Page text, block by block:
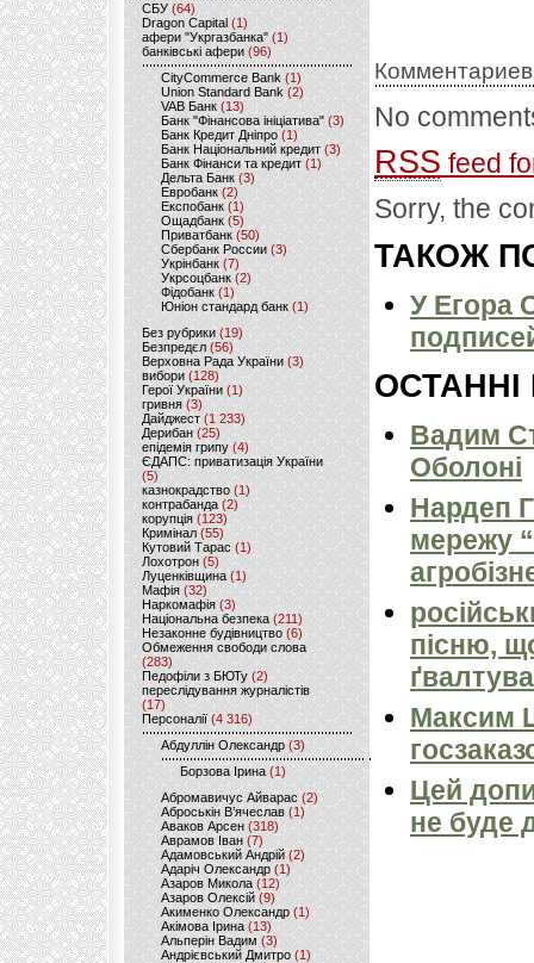
CБУ (64)
Dragon Capital (1)
афери "Укргазбанка" (1)
банківські афери (96)
CityCommerce Bank (1)
Union Standard Bank (2)
VAB Банк (13)
Банк "Фінансова ініціатива" (3)
Банк Кредит Дніпро (1)
Банк Національний кредит (3)
Банк Фінанси та кредит (1)
Дельта Банк (3)
Евробанк(2)
Експобанк (1)
Ощадбанк(5)
Приватбанк (50)
Сбербанк России (3)
Укрінбанк(7)
Укрсоцбанк (2)
Фідобанк (1)
Юніон стандард банк(1)
Без рубрики (19)
Безпредєл(56)
Верховна Рада України (3)
вибори(128)
Герої України(1)
гривня (3)
Дайджест (1 233)
Дерибан (25)
епідемія грипу (4)
ЄДАПС: приватизація України
(5)
казнокрадство (1)
контрабанда (2)
корупція (123)
Кримінал (55)
Кутовий Тарас (1)
Лохотрон(5)
Луценківщина (1)
Мафія (32)
Наркомафія (3)
Національна безпека (211)
Незаконне будівництво(6)
Обмеження свободи слова
(283)
Педофіли з БЮТу (2)
переслідування журналістів
(17)
Персоналії (4 316)
Абдуллін Олександр (3)
Борзова Ірина(1)
Абромавичус Айварас (2)
Аброськін В’ячеслав(1)
Аваков Арсен (318)
Аврамов Іван (7)
Адамовський Андрій(2)
Адаріч Олександр (1)
Азаров Микола (12)
Азаров Олексій (9)
Акименко Олександр(1)
Акімова Ірина(13)
Альперін Вадим (3)
Андрієвський Дмитро(1)
No
RSS feed
Sorry, the
ТАКОЖ
У Егора
ОСТАННІ
Вадим
Оболоні
Нардеп
мережу
пісню,
Максим
Цей
не буде